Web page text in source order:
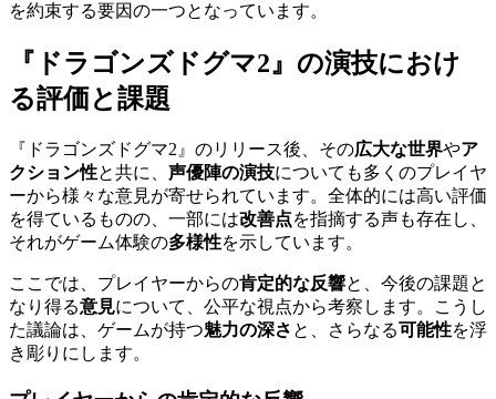
を約束する要因の一つとなっています。
『ドラゴンズドグマ2』の演技におけ
る評価と課題
『ドラゴンズドグマ2』のリリース後、その広大な世界やア
クション性と共に、 声優陣の演技についても多くのプレイヤ
ーから様々な意見が寄せられています。全体的には高い評価
を得ているものの、一部には改善点を指摘する声も存在し、
それがゲーム体験の多様性を示しています。
ここでは、プレイヤーからの肯定的な反響と、今後の課題と
なり得る意見について、公平な視点から考察します。こうし
た議論は、ゲームが持つ魅力の深さ と、さらなる可能性を浮
き彫りにします。